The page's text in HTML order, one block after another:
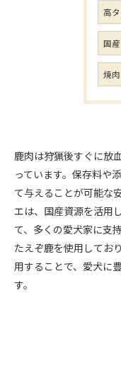
高
国産
焼肉
鹿肉は狩猟後すぐに放
っています。保存料や
て与えることが可能な
エは、国産資源を活用
て、多くの愛犬家に支
たえぞ鹿を使用してお
用することで、愛犬に
す。